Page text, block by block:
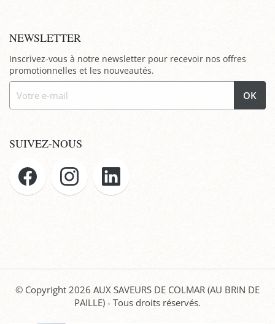
NEWSLETTER
Inscrivez-vous à notre newsletter pour recevoir nos offres
promotionnelles et les nouveautés.
OK
SUIVEZ-NOUS
© Copyright 2026 AUX SAVEURS DE COLMAR (AU BRIN DE
PAILLE) - Tous droits réservés.